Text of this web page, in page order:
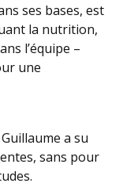
ses bases, est
la nutrition,
l’équipe –
une
Guillaume a su
sans pour